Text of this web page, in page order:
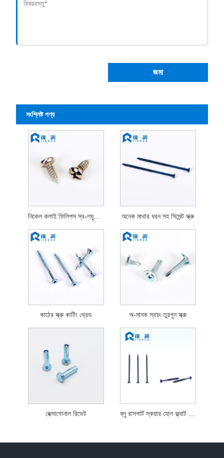
জমা
সংশ্লিষ্ট পণ্য
নিকেল কলাই ফিলিপস স্ব-লঘুপাত স্ক্রু অনেক মাথার ধরন সহ সিমেন্ট স্ক্রু
কাঠের স্ক্রু কাটিং থ্রেড অ-মানক স্বয়ং তুরপুন স্ক্রু
হেক্সাগোনাল রিভেট